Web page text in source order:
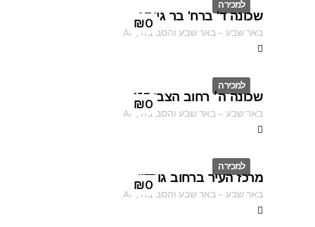
למכירה
ID
₪0
שכונה ד' ברח' בר גיורא
באר שבע–באר שבע והסביבה ,
AF
למכירה
ID
₪0
שכונה ה׳ רחוב הצבי 137
באר שבע–באר שבע והסביבה ,
AF
למכירה
ID
₪0
מרכז העיר ברחוב גורדון
באר שבע–באר שבע והסביבה ,
AF